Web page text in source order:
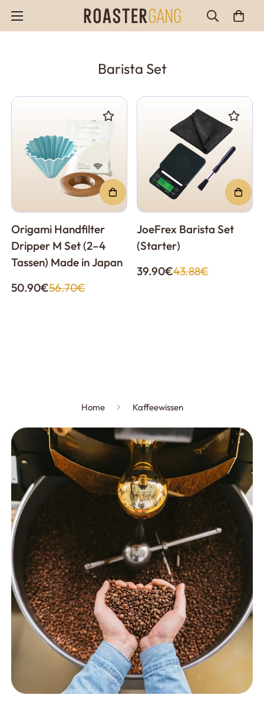
Barista Set
Origami Handfilter
Dripper M Set (2–4
Tassen) Made in Japan
Verkaufspreis
50.90€Regulärer
56.70€
JoeFrex Barista Set
(Starter)
Verkaufspreis
39.90€Regulärer
43.88€
Home Kaffeewissen